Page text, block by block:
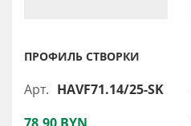
ПРОФИЛЬ СТВОРКИ
Арт. HAVF71.14/25-SK